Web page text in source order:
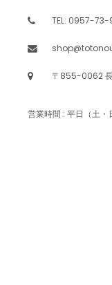
TEL: 0957-
〒855-0062 長
営業時間 : 平日（土